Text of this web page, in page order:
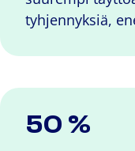
tyhjennyksiä,
50 %